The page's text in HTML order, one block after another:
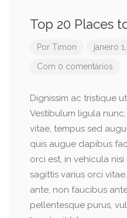
Top 20 Places
Por Timon janeiro
Com 0 comentários
Dignissim ac tristique
Vestibulum ligula
vitae, tempus sed
quis augue dapibus
orci est, in vehicula
sagittis varius orci
ante, non faucibus
pellentesque purus,